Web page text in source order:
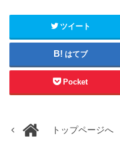
ツイート
はてブ
Pocket
トップページへ